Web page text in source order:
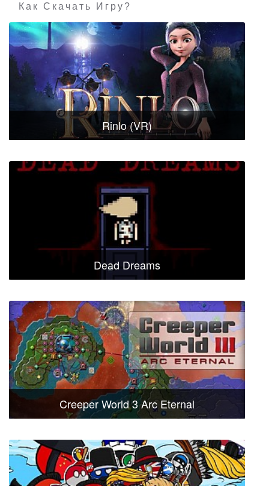
Как Скачать Игру?
Rinlo (VR)
Dead Dreams
Creeper World 3 Arc Eternal